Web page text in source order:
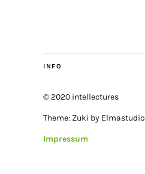
INFO
© 2020 intellectures
Theme: Zuki by Elmastudio
Impressum